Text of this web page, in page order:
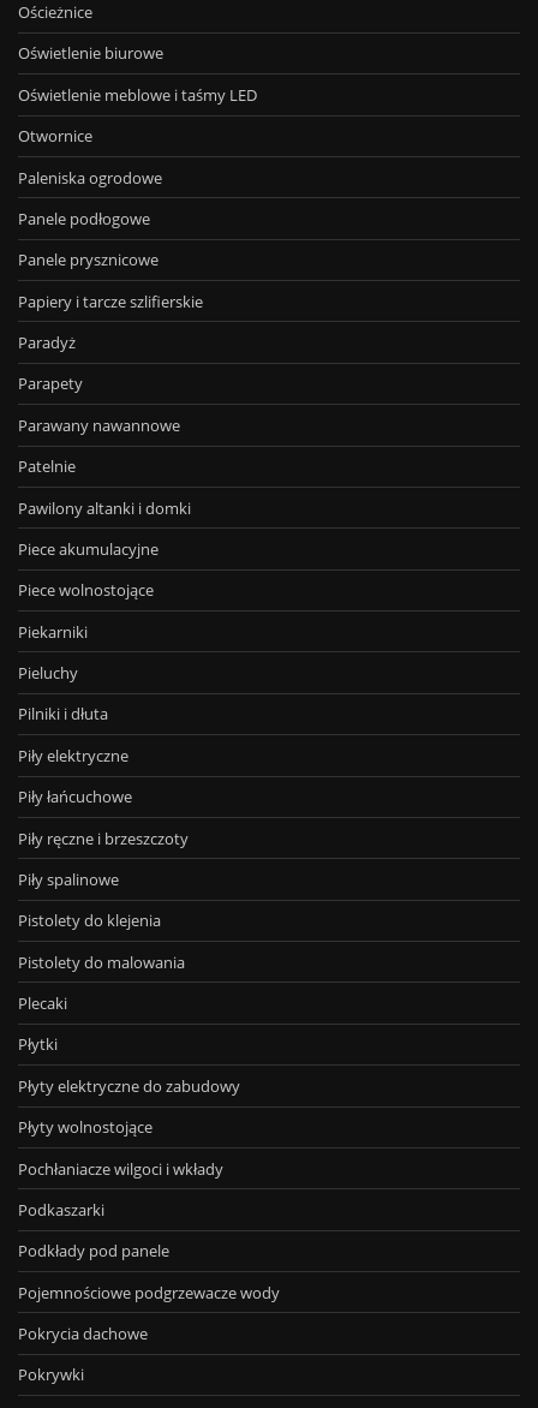
Ościeżnice
Oświetlenie biurowe
Oświetlenie meblowe i taśmy LED
Otwornice
Paleniska ogrodowe
Panele podłogowe
Panele prysznicowe
Papiery i tarcze szlifierskie
Paradyż
Parapety
Parawany nawannowe
Patelnie
Pawilony altanki i domki
Piece akumulacyjne
Piece wolnostojące
Piekarniki
Pieluchy
Pilniki i dłuta
Piły elektryczne
Piły łańcuchowe
Piły ręczne i brzeszczoty
Piły spalinowe
Pistolety do klejenia
Pistolety do malowania
Plecaki
Płytki
Płyty elektryczne do zabudowy
Płyty wolnostojące
Pochłaniacze wilgoci i wkłady
Podkaszarki
Podkłady pod panele
Pojemnościowe podgrzewacze wody
Pokrycia dachowe
Pokrywki